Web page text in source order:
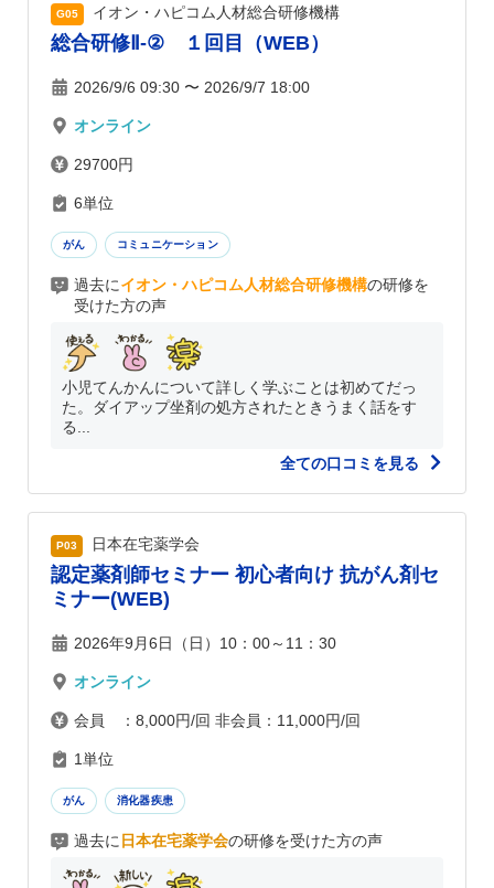
G05 イオン・ハピコム人材総合研修機構
総合研修Ⅱ-② １回目（WEB）
2026/9/6 09:30 〜 2026/9/7 18:00
オンライン
29700円
6単位
がん コミュニケーション
過去にイオン・ハピコム人材総合研修機構の研修を
受けた方の声
小児てんかんについて詳しく学ぶことは初めてだっ
た。ダイアップ坐剤の処方されたときうまく話をす
る...
全ての口コミを見る
P03 日本在宅薬学会
認定薬剤師セミナー 初心者向け 抗がん剤セ
ミナー(WEB)
2026年9月6日（日）10：00～11：30
オンライン
会員 ：8,000円/回 非会員：11,000円/回
1単位
がん 消化器疾患
過去に 日本在宅薬学会の研修を受けた方の声